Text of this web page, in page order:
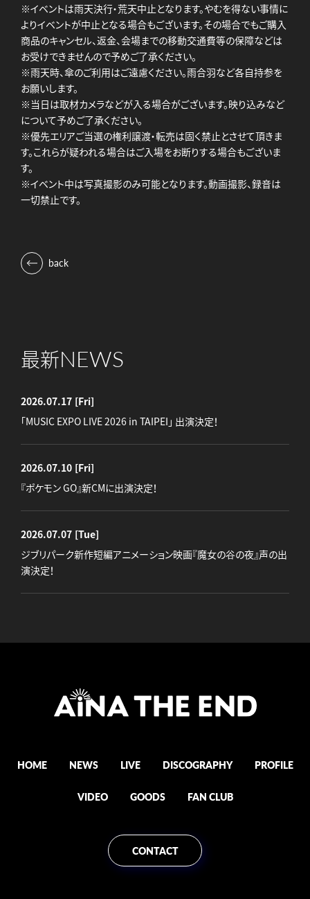
※イベントは雨天決行・荒天中止となります。やむを得ない事情に
よりイベントが中止となる場合もございます。その場合でもご購入
商品のキャンセル、返金、会場までの移動交通費等の保障などは
お受けできませんので予めご了承ください。
※雨天時、傘のご利用はご遠慮ください。雨合羽など各自持参を
お願いします。
※当日は取材カメラなどが入る場合がございます。映り込みなど
について予めご了承ください。
※優先エリアご当選の権利譲渡・転売は固く禁止とさせて頂きま
す。これらが疑われる場合はご入場をお断りする場合もございま
す。
※イベント中は写真撮影のみ可能となります。動画撮影、録音は
一切禁止です。
back
最新NEWS
2026.07.17 [Fri]
「MUSIC EXPO LIVE 2026 in TAIPEI」 出演決定！
2026.07.10 [Fri]
『ポケモン GO』新CMに出演決定！
2026.07.07 [Tue]
ジブリパーク新作短編アニメーション映画『魔女の谷の夜』声の出
演決定！
HOME NEWS LIVE DISCOGRAPHY PROFILE
VIDEO GOODS FAN CLUB
CONTACT